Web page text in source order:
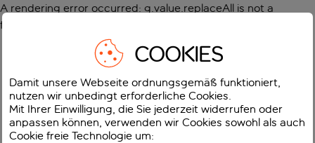
A rendering error occurred: g.value.replaceAll is not a
function
COOKIES
Damit unsere Webseite ordnungsgemäß funktioniert,
nutzen wir unbedingt erforderliche Cookies.
Mit Ihrer Einwilligung, die Sie jederzeit widerrufen oder
anpassen können, verwenden wir Cookies sowohl als auch
Cookie freie Technologie um: